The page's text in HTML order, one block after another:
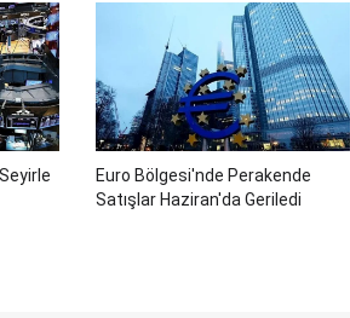
Euro Bölgesi'nde Perakende
Satışlar Haziran'da Geriledi